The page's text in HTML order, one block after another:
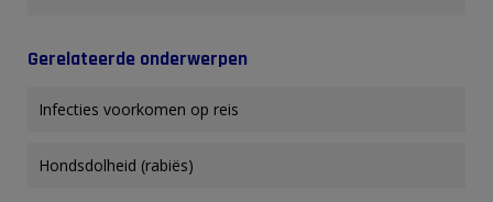
Gerelateerde onderwerpen
Infecties voorkomen op reis
Hondsdolheid (rabiës)